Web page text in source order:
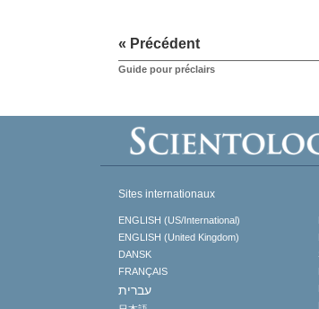
« Précédent
Guide pour préclairs
Sites internationaux
ENGLISH (US/International)
ENGLISH (United Kingdom)
DANSK
FRANÇAIS
עברית